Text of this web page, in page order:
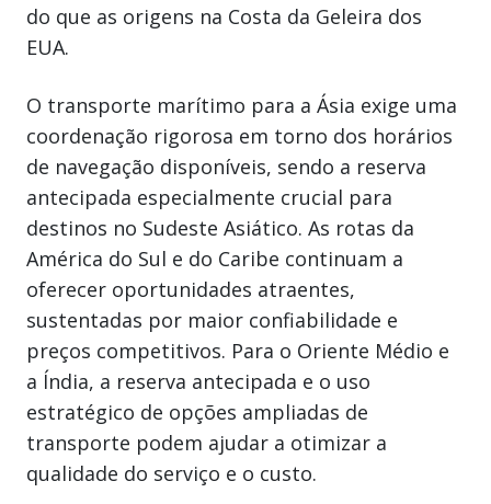
do que as origens na Costa da Geleira dos
EUA.
O transporte marítimo para a Ásia exige uma
coordenação rigorosa em torno dos horários
de navegação disponíveis, sendo a reserva
antecipada especialmente crucial para
destinos no Sudeste Asiático. As rotas da
América do Sul e do Caribe continuam a
oferecer oportunidades atraentes,
sustentadas por maior confiabilidade e
preços competitivos. Para o Oriente Médio e
a Índia, a reserva antecipada e o uso
estratégico de opções ampliadas de
transporte podem ajudar a otimizar a
qualidade do serviço e o custo.